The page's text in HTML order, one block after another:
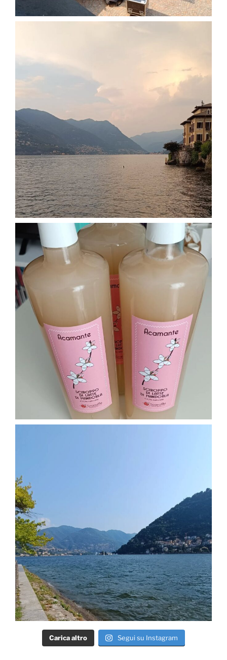
Carica altro Segui su Instagram